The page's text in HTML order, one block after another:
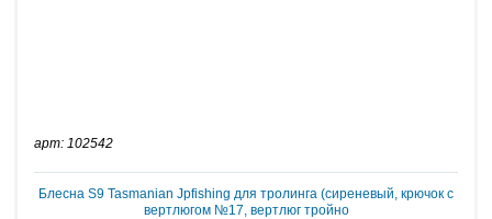
арт: 102542
Блесна S9 Tasmanian Jpfishing для тролинга (сиреневый, крючок с
вертлюгом №17, вертлюг тройно